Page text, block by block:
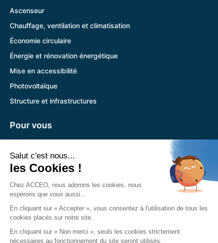
Ascenseur
Chauffage, ventilation et climatisation
Économie circulaire
Énergie et rénovation énergétique
Mise en accessibilité
Photovoltaïque
Structure et infrastructures
Pour vous
Trouver l’agence la plus proche
Nous retrouver
785 Voie Antiope 13600 La Ciotat
04 89 12 08 31